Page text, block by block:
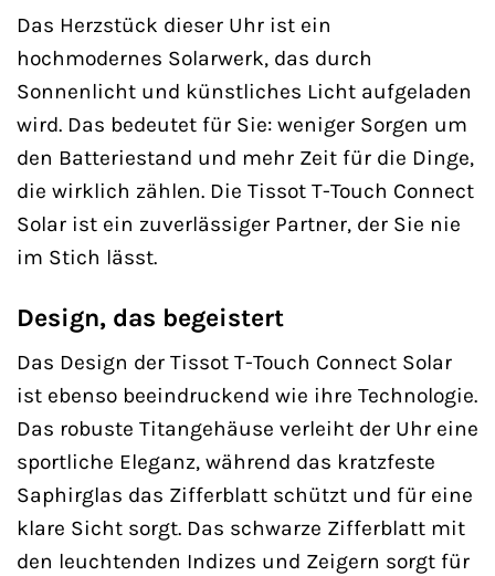
Das Herzstück dieser Uhr ist ein
hochmodernes Solarwerk, das durch
Sonnenlicht und künstliches Licht aufgeladen
wird. Das bedeutet für Sie: weniger Sorgen um
den Batteriestand und mehr Zeit für die Dinge,
die wirklich zählen. Die Tissot T-Touch Connect
Solar ist ein zuverlässiger Partner, der Sie nie
im Stich lässt.
Design, das begeistert
Das Design der Tissot T-Touch Connect Solar
ist ebenso beeindruckend wie ihre Technologie.
Das robuste Titangehäuse verleiht der Uhr eine
sportliche Eleganz, während das kratzfeste
Saphirglas das Zifferblatt schützt und für eine
klare Sicht sorgt. Das schwarze Zifferblatt mit
den leuchtenden Indizes und Zeigern sorgt für